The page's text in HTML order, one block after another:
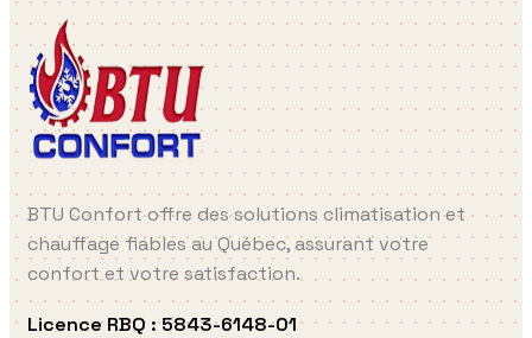
BTU Confort offre des solutions climatisation et
chauffage fiables au Québec, assurant votre
confort et votre satisfaction.
Licence RBQ : 5843-6148-01